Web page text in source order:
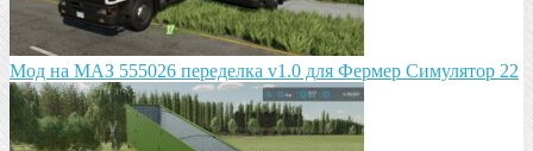
Мод на МАЗ 555026 пeрeдeлка v1.0 для Фермер Симулятор 22